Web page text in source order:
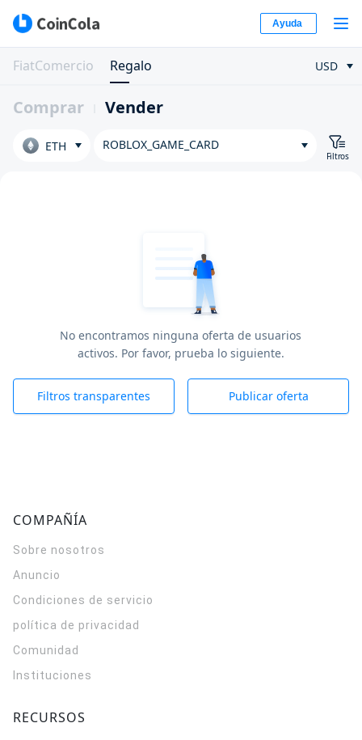
Ayuda
FiatComercio Regalo USD
Comprar Vender
ETH ROBLOX_GAME_CARD
Filtros
No encontramos ninguna oferta de usuarios
activos. Por favor, prueba lo siguiente.
Filtros transparentes Publicar oferta
COMPAÑÍA
Sobre nosotros
Anuncio
Condiciones de servicio
política de privacidad
Comunidad
Instituciones
RECURSOS